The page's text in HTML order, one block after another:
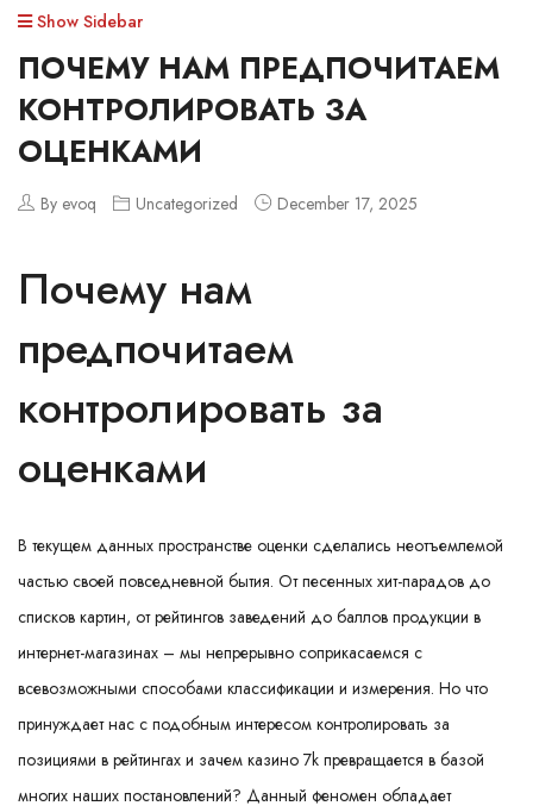
Show Sidebar
ПОЧЕМУ НАМ ПРЕДПОЧИТАЕМ
КОНТРОЛИРОВАТЬ ЗА
ОЦЕНКАМИ
By evoq Uncategorized December 17, 2025
Почему нам
предпочитаем
контролировать за
оценками
В текущем данных пространстве оценки сделались неотъемлемой
частью своей повседневной бытия. От песенных хит-парадов до
списков картин, от рейтингов заведений до баллов продукции в
интернет-магазинах – мы непрерывно соприкасаемся с
всевозможными способами классификации и измерения. Но что
принуждает нас с подобным интересом контролировать за
позициями в рейтингах и зачем казино 7k превращается в базой
многих наших постановлений? Данный феномен обладает